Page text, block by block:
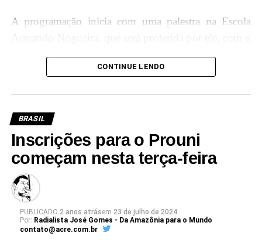
A programação inicia com uma palestra na Escola
tema “Como fazer diferença para si próprio, para o
Brasil e para o mundo”, onde terá a oportunidade de
educação e cidadania.
Além disso, Luís Roberto Barroso participará de um
diálogo com magistradas e magistrados acreanos,
promovendo a troca de experiências e
conhecimentos, e fortalecendo os laços entre a mais
alta Corte do país e a magistratura acreana.
CONTINUE LENDO
BRASIL
Inscrições para o Prouni
começam nesta terça-feira
PUBLICADO 2 anos atrásem 23 de julho de 2024
Por: Radialista José Gomes - Da Amazônia para o Mundo
contato@acre.com.br